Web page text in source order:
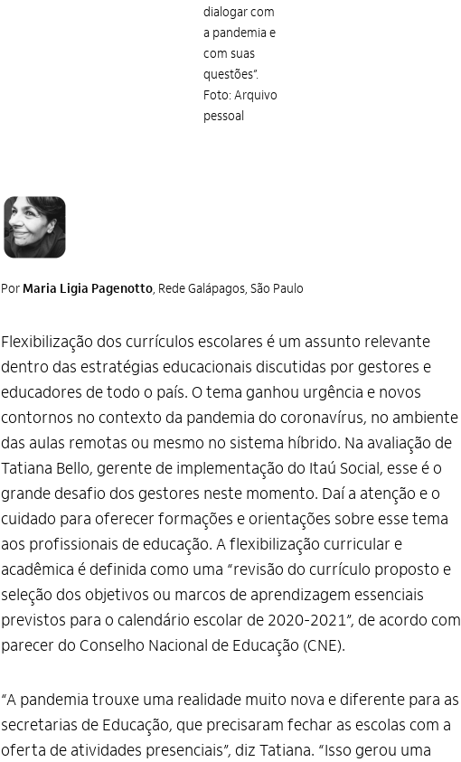
dialogar com
a pandemia e
com suas
questões”.
Foto: Arquivo
pessoal
PorMaria Ligia Pagenotto, Rede Galápagos, São Paulo
Flexibilização dos currículos escolares é um assunto relevante
dentro das estratégias educacionais discutidas por gestores e
educadores de todo o país. O tema ganhou urgência e novos
contornos no contexto da pandemia do coronavírus, no ambiente
das aulas remotas ou mesmo no sistema híbrido. Na avaliação de
Tatiana Bello, gerente de implementação do Itaú Social, esse é o
grande desafio dos gestores neste momento. Daí a atenção e o
cuidado para oferecer formações e orientações sobre esse tema
aos profissionais de educação. A flexibilização curricular e
acadêmica é definida como uma “revisão do currículo proposto e
seleção dos objetivos ou marcos de aprendizagem essenciais
previstos para o calendário escolar de 2020-2021”, de acordo com
parecer do Conselho Nacional de Educação (CNE).
“A pandemia trouxe uma realidade muito nova e diferente para as
secretarias de Educação, que precisaram fechar as escolas com a
oferta de atividades presenciais”, diz Tatiana. “Isso gerou uma